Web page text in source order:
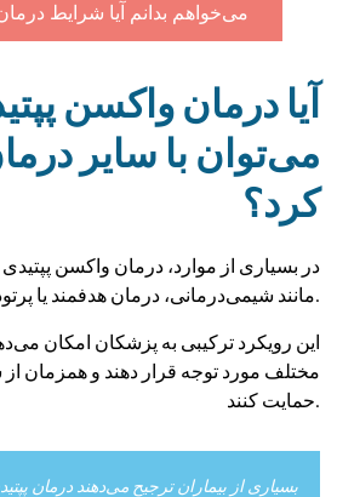
می‌خواهم بدانم آیا شرایط
آیا درمان واکسن
می‌توان با سایر
کرد؟
در بسیاری از موارد، درمان واکسن
مانند شیمی‌درمانی، درمان هدفمند یا پرتودرمانی استفاده می‌شود.
این رویکرد ترکیبی به پزشکان امکان
مختلف مورد توجه قرار دهند و همزمان
حمایت کنند.
بسیاری از بیماران ترجیح می‌دهند درمان